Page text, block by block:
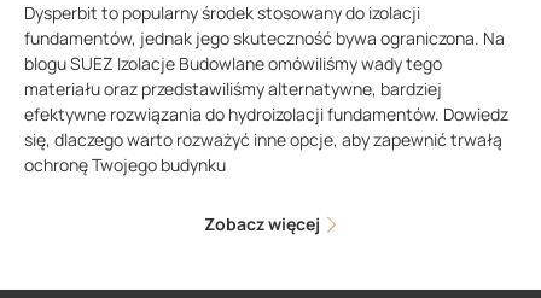
Dysperbit to popularny środek stosowany do izolacji
fundamentów, jednak jego skuteczność bywa ograniczona. Na
blogu SUEZ Izolacje Budowlane omówiliśmy wady tego
materiału oraz przedstawiliśmy alternatywne, bardziej
efektywne rozwiązania do hydroizolacji fundamentów. Dowiedz
się, dlaczego warto rozważyć inne opcje, aby zapewnić trwałą
ochronę Twojego budynku
Zobacz więcej